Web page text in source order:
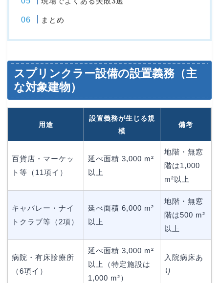
まとめ
スプリンクラー設備の設置義務（主
な対象建物）
用途
設置義務が生じる規
模
備考
百貨店・マーケッ
ト等（11項イ）
延べ面積 3,000 m²
以上
地階・無窓
階は1,000
m²以上
キャバレー・ナイ
トクラブ等（2項）
延べ面積 6,000 m²
以上
地階・無窓
階は500 m²
以上
病院・有床診療所
（6項イ）
延べ面積 3,000 m²
以上（特定施設は
1,000 m²）
入院病床あ
り